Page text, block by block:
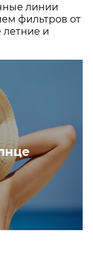
линии
фильтров от
летние и